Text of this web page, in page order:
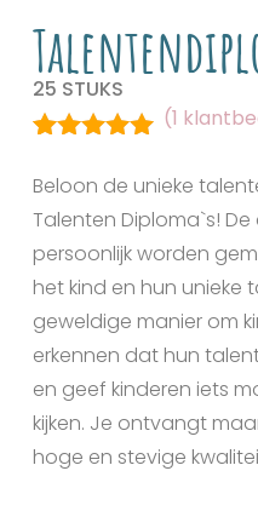
25 STUKS
5.00op 5
opklant
waardering
(1
Beloon de unieke
Talenten Diploma`s!
persoonlijk worden
het kind en hun unieke
geweldige manier om
erkennen dat hun
en geef kinderen iets
kijken. Je ontvangt
hoge en stevige